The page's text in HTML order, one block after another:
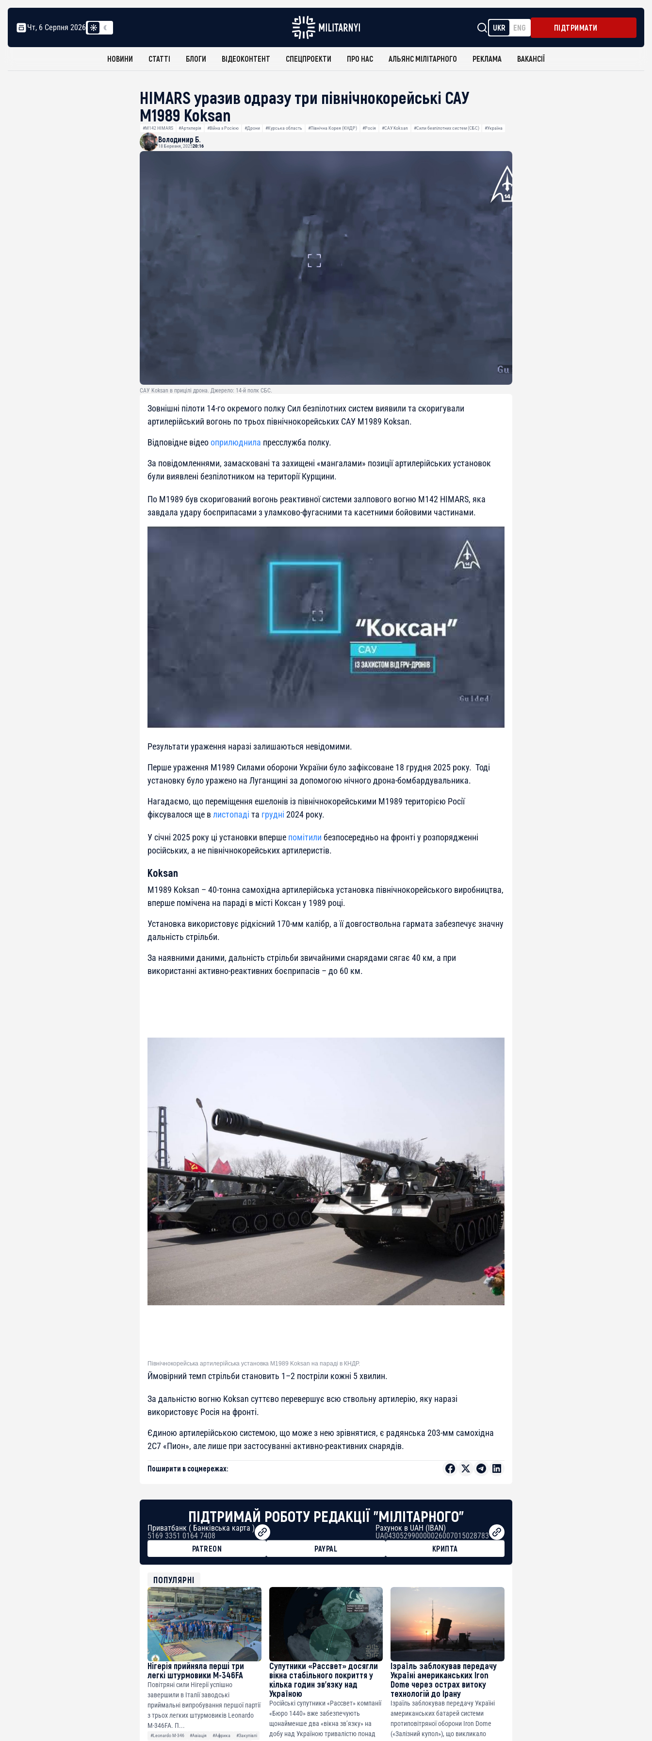
Чт, 6 Серпня 2026 UKR ENG ПІДТРИМАТИ
НОВИНИ СТАТТІ БЛОГИ ВІДЕОКОНТЕНТ СПЕЦПРОЕКТИ ПРО НАС АЛЬЯНС МІЛІТАРНОГО РЕКЛАМА ВАКАНСІЇ
HIMARS уразив одразу три північнокорейські САУ
M1989 Koksan
#M142 HIMARS #Артилерія #Війна з Росією #Дрони #Курська область #Північна Корея (КНДР) #Росія #САУ Koksan #Сили безпілотних систем (СБС) #Україна
Володимир Б.
18 Березня, 202520:16
САУ Koksan в прицілі дрона. Джерело: 14-й полк СБС.
Зовнішні пілоти 14-го окремого полку Сил безпілотних систем виявили та скоригували
артилерійський вогонь по трьох північнокорейських САУ M1989 Koksan.
Відповідне відеооприлюднила пресслужба полку.
За повідомленнями, замасковані та захищені «мангалами» позиції артилерійських установок
були виявлені безпілотником на території Курщини.
По M1989 був скоригований вогонь реактивної системи залпового вогню M142 HIMARS, яка
завдала удару боєприпасами з уламково-фугасними та касетними бойовими частинами.
Результати ураження наразі залишаються невідомими.
Перше ураження М1989 Силами оборони України було зафіксоване 18 грудня 2025 року. Тоді
установку було уражено на Луганщині за допомогою нічного дрона-бомбардувальника.
Нагадаємо, що переміщення ешелонів із північнокорейськими М1989 територією Росії
фіксувалося ще в листопаді та грудні 2024 року.
У січні 2025 року ці установки вперше помітили безпосередньо на фронті у розпорядженні
російських, а не північнокорейських артилеристів.
Koksan
M1989 Koksan – 40-тонна самохідна артилерійська установка північнокорейського виробництва,
вперше помічена на параді в місті Коксан у 1989 році.
Установка використовує рідкісний 170-мм калібр, а її довгоствольна гармата забезпечує значну
дальність стрільби.
За наявними даними, дальність стрільби звичайними снарядами сягає 40 км, а при
використанні активно-реактивних боєприпасів – до 60 км.
Північнокорейська артилерійська установка М1989 Koksan на параді в КНДР.
Ймовірний темп стрільби становить 1–2 постріли кожні 5 хвилин.
За дальністю вогню Koksan суттєво перевершує всю ствольну артилерію, яку наразі
використовує Росія на фронті.
Єдиною артилерійською системою, що може з нею зрівнятися, є радянська 203-мм самохідна
2С7 «Пион», але лише при застосуванні активно-реактивних снарядів.
Поширити в соцмережах:
ПІДТРИМАЙ РОБОТУ РЕДАКЦІЇ "МІЛІТАРНОГО"
Приватбанк ( Банківська карта )
5169 3351 0164 7408
Рахунок в UAH (IBAN)
UA043052990000026007015028783
PATREON
PAYPAL
КРИПТА
USDT
0x8676644fA7B6d328310283cAC1065Ae01d97CEe7
ETH
0xfD02863D3289416fcF50975c9DFda13623f97758
ПОПУЛЯРНІ
Нігерія прийняла перші три
легкі штурмовики M-346FA
Повітряні сили Нігерії успішно
завершили в Італії заводські
приймальні випробування першої партії
з трьох легких штурмовиків Leonardo
M-346FA. П...
#Leonardo M-346 #Авіація #Африка #Закупівлі
Супутники «Рассвет» досягли
вікна стабільного покриття у
кілька годин зв’язку над
Україною
Російські супутники «Рассвет» компанії
«Бюро 1440» вже забезпечують
щонайменше два «вікна зв’язку» на
добу над Україною тривалістю понад
Ізраїль заблокував передачу
Україні американських Iron
Dome через острах витоку
технологій до Ірану
Ізраїль заблокував передачу Україні
американських батарей системи
протиповітряної оборони Iron Dome
(«Залізний купол»), що викликало